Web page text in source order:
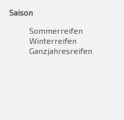
Saison
Sommerreifen
Winterreifen
Ganzjahresreifen